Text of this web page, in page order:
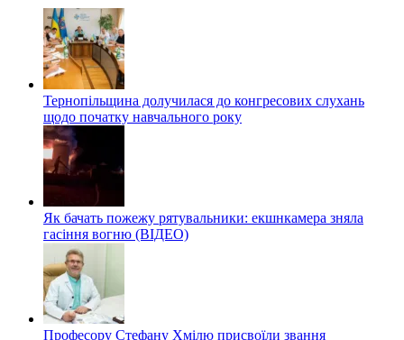
Тернопільщина долучилася до конгресових слухань
щодо початку навчального року
Як бачать пожежу рятувальники: екшнкамера зняла
гасіння вогню (ВІДЕО)
Професору Стефану Хмілю присвоїли звання